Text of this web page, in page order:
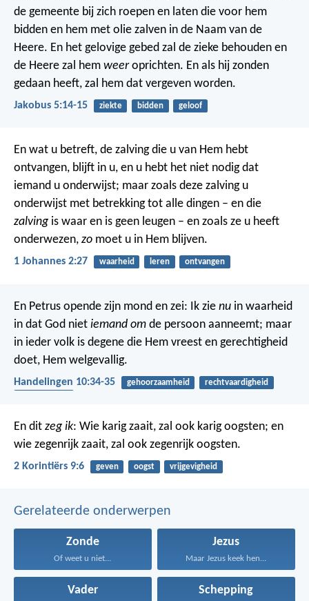
de gemeente bij zich roepen en laten die voor hem
bidden en hem met olie zalven in de Naam van de
Heere. En het gelovige gebed zal de zieke behouden en
de Heere zal hem weeroprichten. En als hij zonden
gedaan heeft, zal hem dat vergeven worden.
Jakobus 5:14-15 ziekte bidden geloof
En wat u betreft, de zalving die u van Hem hebt
ontvangen, blijft in u, en u hebt het niet nodig dat
iemand u onderwijst; maar zoals deze zalving u
onderwijst met betrekking tot alle dingen – en die
zalving is waar en is geen leugen – en zoals ze u heeft
onderwezen, zo moet u in Hem blijven.
1 Johannes 2:27 waarheid leren ontvangen
En Petrus opende zijn mond en zei: Ik zie nu in waarheid
in dat God niet iemand om de persoon aanneemt; maar
in ieder volk is degene die Hem vreest en gerechtigheid
doet, Hem welgevallig.
Handelingen 10:34-35 gehoorzaamheid
rechtvaardigheid
En dit zeg ik: Wie karig zaait, zal ook karig oogsten; en
wie zegenrijk zaait, zal ook zegenrijk oogsten.
2 Korintiërs 9:6 geven oogst vrijgevigheid
Gerelateerde onderwerpen
Zonde
Of weet u niet...
Jezus
Maar Jezus keek hen...
Vader Schepping